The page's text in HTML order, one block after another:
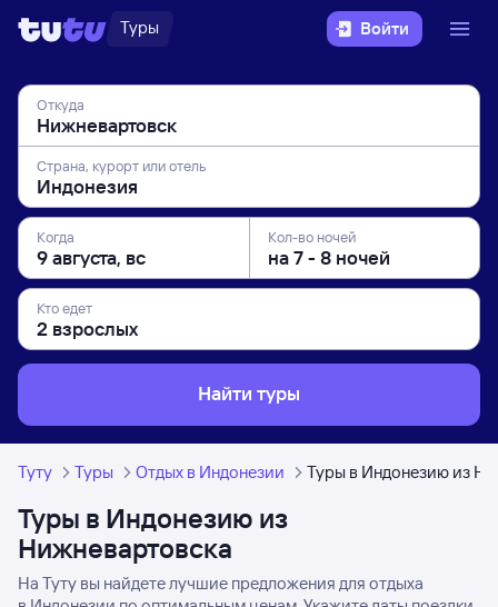
Туры Войти
Откуда
Страна, курорт или отель
Когда Кол-во ночей
Кто едет
Найти туры
Туту Туры Отдых в Индонезии Туры в Индонезию из
Туры в Индонезию из
Нижневартовска
На Туту вы найдете лучшие предложения для отдыха